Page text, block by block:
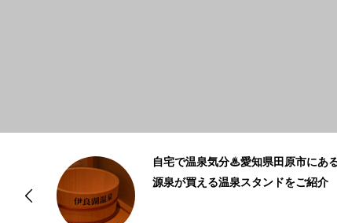
田原特産ブロッコリーとユーグレナ
麹でサプリメント 葉や茎の未利用部